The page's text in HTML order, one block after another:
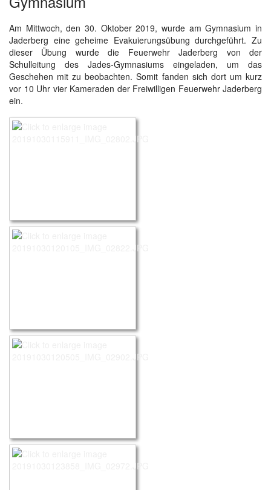
Am Mittwoch, den 30. Oktober 2019, wurde am Gymnasium in
Jaderberg eine geheime Evakuierungsübung durchgeführt. Zu
dieser Übung wurde die Feuerwehr Jaderberg von der
Schulleitung des Jades-Gymnasiums eingeladen, um das
Geschehen mit zu beobachten. Somit fanden sich dort um kurz
vor 10 Uhr vier Kameraden der Freiwilligen Feuerwehr Jaderberg
ein.